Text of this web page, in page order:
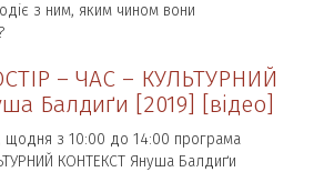
з ним, яким чином вони
– ЧАС – КУЛЬТУРНИЙ
Балдиґи [2019] [відео]
щодня з 10:00 до 14:00 програма
КОНТЕКСТ Януша Балдиґи